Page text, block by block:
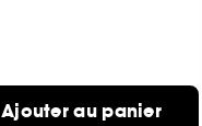
Ajouter au panier